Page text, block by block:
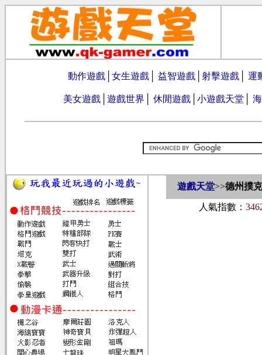
動作遊戲 女生遊戲 益智遊戲 射擊遊戲 運
美女遊戲 遊戲世界 休閒遊戲 小遊戲天堂
遊戲天堂>>德州撲克
人氣指數：